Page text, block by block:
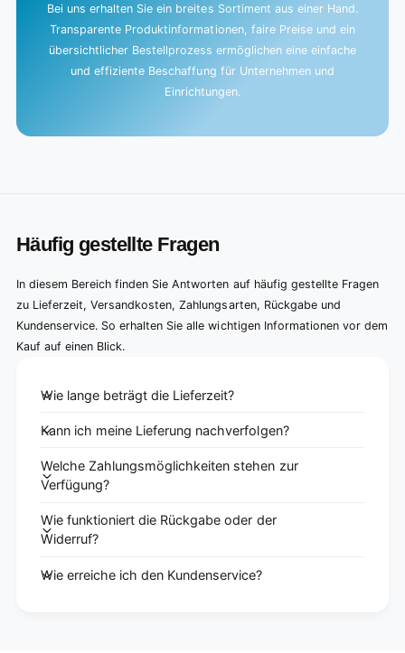
Bei uns erhalten Sie ein breites Sortiment aus einer Hand.
Transparente Produktinformationen, faire Preise und ein
übersichtlicher Bestellprozess ermöglichen eine einfache
und effiziente Beschaffung für Unternehmen und
Einrichtungen.
Häufig gestellte Fragen
In diesem Bereich finden Sie Antworten auf häufig gestellte Fragen
zu Lieferzeit, Versandkosten, Zahlungsarten, Rückgabe und
Kundenservice. So erhalten Sie alle wichtigen Informationen vor dem
Kauf auf einen Blick.
Wie lange beträgt die Lieferzeit?
Kann ich meine Lieferung nachverfolgen?
Welche Zahlungsmöglichkeiten stehen zur
Verfügung?
Wie funktioniert die Rückgabe oder der
Widerruf?
Wie erreiche ich den Kundenservice?